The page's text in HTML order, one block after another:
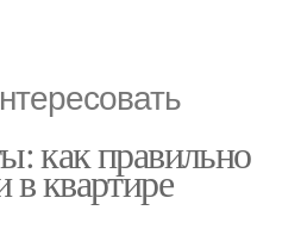
как правильно
в квартире